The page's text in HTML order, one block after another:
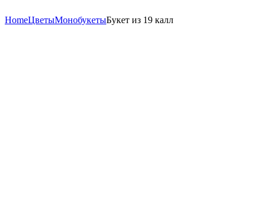
HomeЦветыМонобукетыБукет из 19 калл